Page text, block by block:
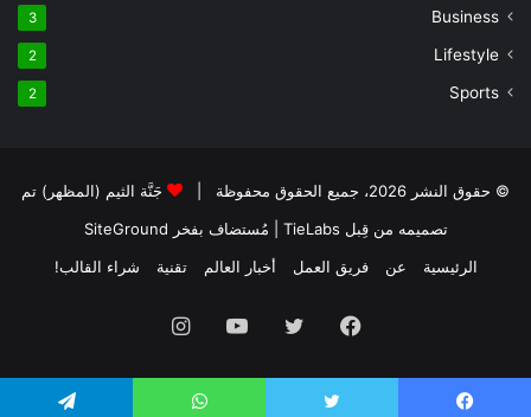
Business
3
Lifestyle
2
Sports
2
© حقوق النشر 2026، جميع الحقوق محفوظة |
جَنَّة الثيم (المظهر) تم
تصميمه من قِبل TieLabs
| مُستضاف بفخر SiteGround
الرئيسية
عن فريق العمل أخبار العالم تقنية شراء القالب!
فيسبوك تويتر يوتيوب